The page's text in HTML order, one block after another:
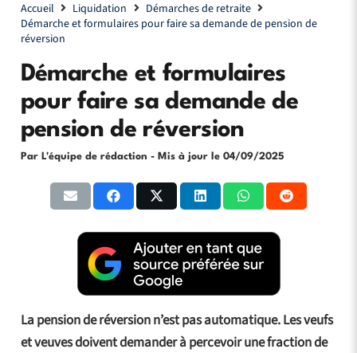
Accueil Liquidation
Démarches de retraite
Démarche et formulaires pour faire sa demande de pension de
réversion
Démarche et formulaires
pour faire sa demande de
pension de réversion
Par L'équipe de rédaction - Mis à jour le 04/09/2025
La pension de réversion n’est pas automatique. Les veufs
et veuves doivent demander à percevoir une fraction de